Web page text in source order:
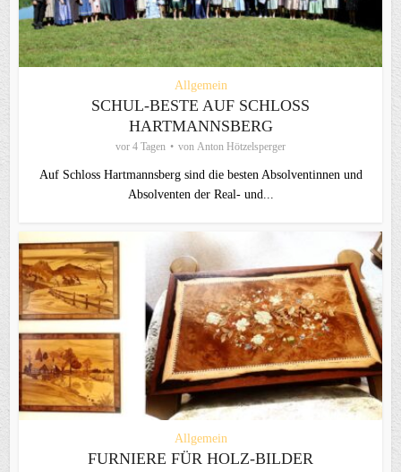
Allgemein
SCHUL-BESTE AUF SCHLOSS
HARTMANNSBERG
vor 4 Tagen von Anton Hötzelsperger
Auf Schloss Hartmannsberg sind die besten Absolventinnen und
Absolventen der Real- und...
Allgemein
FURNIERE FÜR HOLZ-BILDER